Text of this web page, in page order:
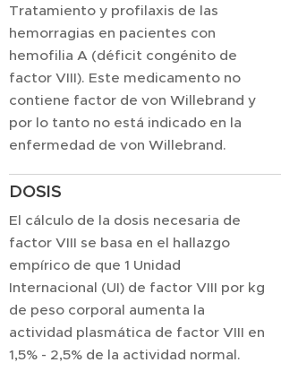
Tratamiento y profilaxis de las
hemorragias en pacientes con
hemofilia A (déficit congénito de
factor VIII). Este medicamento no
contiene factor de von Willebrand y
por lo tanto no está indicado en la
enfermedad de von Willebrand.
DOSIS
El cálculo de la dosis necesaria de
factor VIII se basa en el hallazgo
empírico de que 1 Unidad
Internacional (UI) de factor VIII por kg
de peso corporal aumenta la
actividad plasmática de factor VIII en
1,5% - 2,5% de la actividad normal.